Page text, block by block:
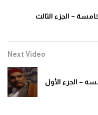
– الجزء الثالث
Next Video
– الجزء الأول